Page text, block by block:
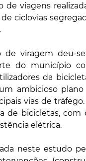
viagens
de ciclovias
de viragem deu-
do município
da
ambicioso
vias de
de bicicletas, com
elétrica.
neste estudo